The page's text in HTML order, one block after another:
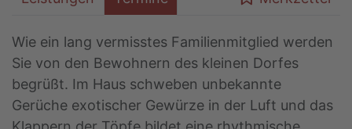
Wie ein lang vermisstes Familienmitglied werden
Sie von den Bewohnern des kleinen Dorfes
begrüßt. Im Haus schweben unbekannte
Gerüche exotischer Gewürze in der Luft und das